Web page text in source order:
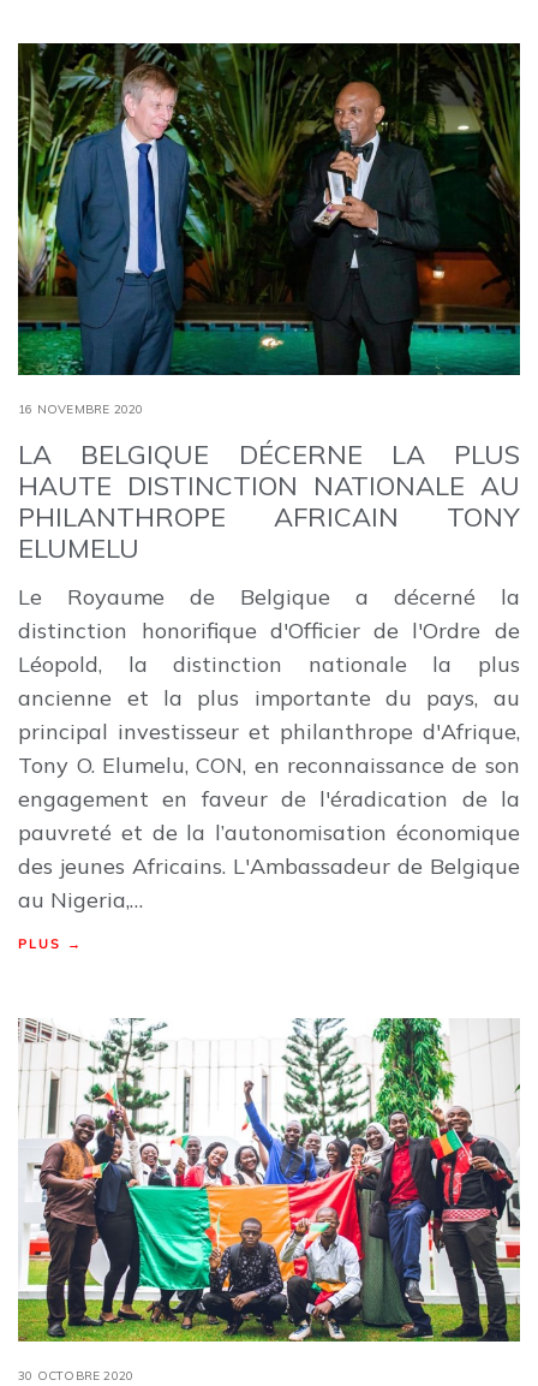
16 NOVEMBRE 2020
LA BELGIQUE DÉCERNE LA PLUS
HAUTE DISTINCTION NATIONALE AU
PHILANTHROPE AFRICAIN TONY
ELUMELU
Le Royaume de Belgique a décerné la
distinction honorifique d'Officier de l'Ordre de
Léopold, la distinction nationale la plus
ancienne et la plus importante du pays, au
principal investisseur et philanthrope d'Afrique,
Tony O. Elumelu, CON, en reconnaissance de son
engagement en faveur de l'éradication de la
pauvreté et de la l’autonomisation économique
des jeunes Africains. L'Ambassadeur de Belgique
au Nigeria,…
PLUS →
30 OCTOBRE 2020